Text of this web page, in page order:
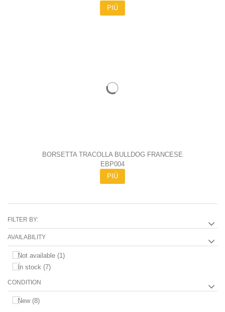
PIÙ
BORSETTA TRACOLLA BULLDOG FRANCESE
EBP004
PIÙ
FILTER BY:
AVAILABILITY
Not available (1)
In stock (7)
CONDITION
New(8)